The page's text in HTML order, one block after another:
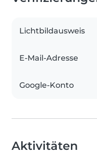
Lichtbildausweis
E-Mail-Adresse
Google-Konto
Aktivitäten